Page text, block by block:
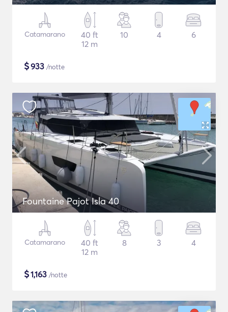
Catamarano
40 ft
12 m
10 4 6
$933 /notte
Fountaine Pajot Isla 40
Catamarano
40 ft
12 m
8 3 4
$1,163 /notte